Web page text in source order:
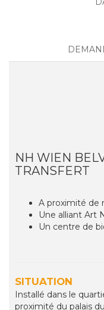
NH WIEN
TRANSFERT
A proximité de
Une alliant Art
Un centre de
SITUATION
Installé dans le
proximité du palais